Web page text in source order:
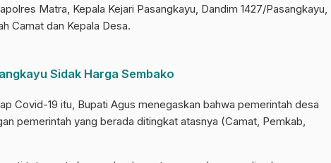
Matra, Kepala Kejari Pasangkayu, Dandim 1427/Pasangkayu,
Camat dan Kepala Desa.
Sidak Harga Sembako
Covid-19 itu, Bupati Agus menegaskan bahwa pemerintah desa
pemerintah yang berada ditingkat atasnya (Camat, Pemkab,